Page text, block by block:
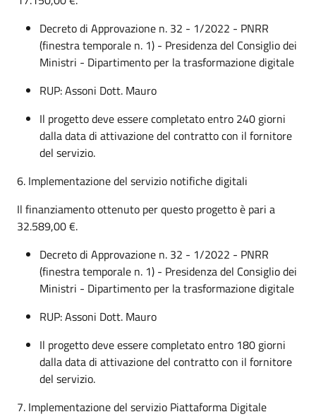
Decreto di Approvazione n. 32 - 1/2022 - PNRR
(finestra temporale n. 1) - Presidenza del Consiglio dei
Ministri - Dipartimento per la trasformazione digitale
RUP: Assoni Dott. Mauro
Il progetto deve essere completato entro 240 giorni
dalla data di attivazione del contratto con il fornitore
del servizio.
6. Implementazione del servizio notifiche digitali
Il finanziamento ottenuto per questo progetto è pari a
32.589,00 €.
Decreto di Approvazione n. 32 - 1/2022 - PNRR
(finestra temporale n. 1) - Presidenza del Consiglio dei
Ministri - Dipartimento per la trasformazione digitale
RUP: Assoni Dott. Mauro
Il progetto deve essere completato entro 180 giorni
dalla data di attivazione del contratto con il fornitore
del servizio.
7. Implementazione del servizio Piattaforma Digitale